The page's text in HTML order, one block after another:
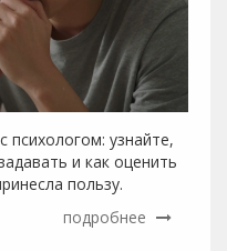
психологом: узнайте,
и как оценить
пользу.
подробнее